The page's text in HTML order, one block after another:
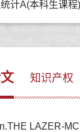
计A(本科生课程)
知识产权
LAZER-